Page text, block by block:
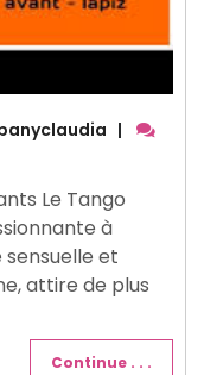
|
Le Tango
à
et
attire de plus
Continue . . .